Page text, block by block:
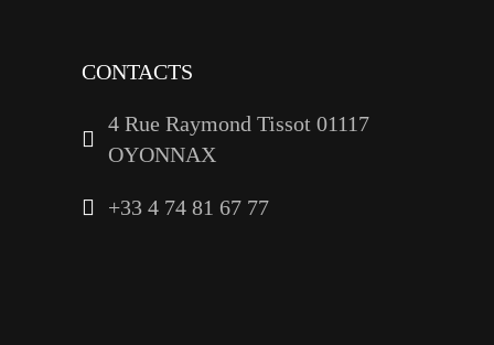
CONTACTS
4 Rue Raymond Tissot 01117
OYONNAX
+33 4 74 81 67 77